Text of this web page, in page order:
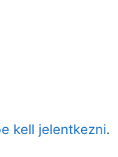
kell jelentkezni.